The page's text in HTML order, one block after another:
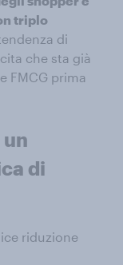
triplo
di
che sta già
FMCG prima
di
riduzione